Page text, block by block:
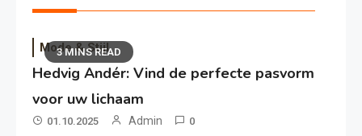
3 MINS READ
Mode & Stijl
Hedvig Andér: Vind de perfecte pasvorm
voor uw lichaam
01.10.2025 Admin 0